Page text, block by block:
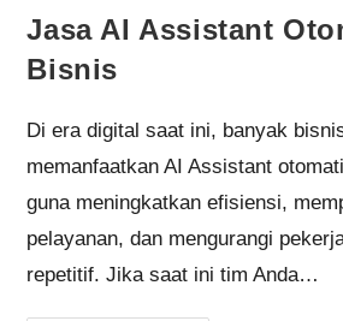
Jasa AI Assistant
Bisnis
Di era digital saat ini, banyak
memanfaatkan AI Assistant
guna meningkatkan efisiensi,
pelayanan, dan mengurangi
repetitif. Jika saat ini tim Anda…